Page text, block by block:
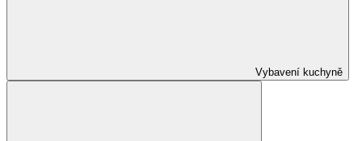
Vybavení kuchyně